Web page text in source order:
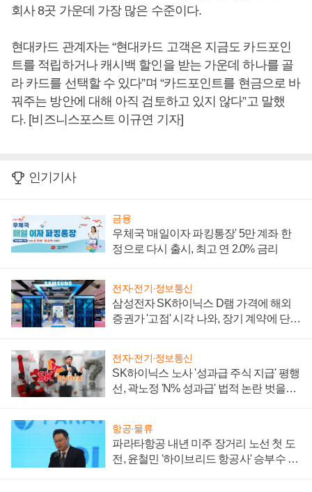
회사 8곳 가운데 가장 많은 수준이다.
현대카드 관계자는 “현대카드 고객은 지금도 카드포인
트를 적립하거나 캐시백 할인을 받는 가운데 하나를 골
라 카드를 선택할 수 있다”며 “카드포인트를 현금으로 바
꿔주는 방안에 대해 아직 검토하고 있지 않다”고 말했
다. [비즈니스포스트 이규연 기자]
인기기사
금융
우체국 '매일이자 파킹통장' 5만 계좌 한
정으로 다시 출시, 최고 연 2.0% 금리
전자·전기·정보통신
삼성전자 SK하이닉스 D램 가격에 해외
증권가 '고점' 시각 나와, 장기 계약에 단점
전자·전기·정보통신
SK하이닉스 노사 '성과급 주식 지급' 평행
선, 곽노정 'N% 성과급' 법적 논란 벗을지
항공·물류
파라타항공 내년 미주 장거리 노선 첫 도
전, 윤철민 '하이브리드 항공사' 승부수 통